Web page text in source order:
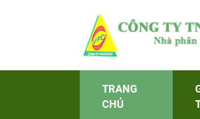
TRANG
CHỦ